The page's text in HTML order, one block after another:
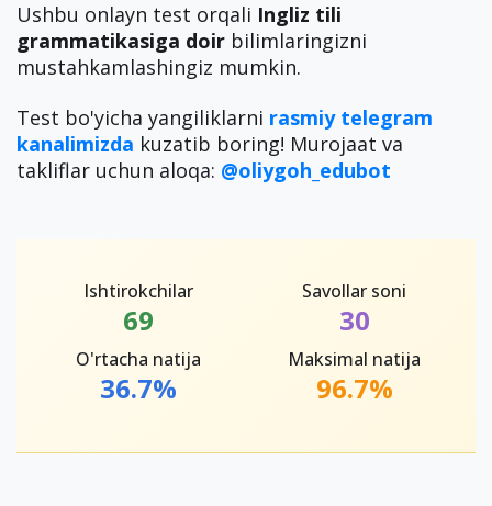
Ushbu onlayn test orqali Ingliz tili
grammatikasiga doir bilimlaringizni
mustahkamlashingiz mumkin.
Test bo'yicha yangiliklarni rasmiy telegram
kanalimizda kuzatib boring! Murojaat va
takliflar uchun aloqa: @oliygoh_edubot
Ishtirokchilar
69
Savollar soni
30
O'rtacha natija
36.7%
Maksimal natija
96.7%